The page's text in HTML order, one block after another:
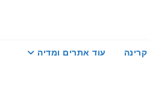
קרינה עוד אתרים ומדיה